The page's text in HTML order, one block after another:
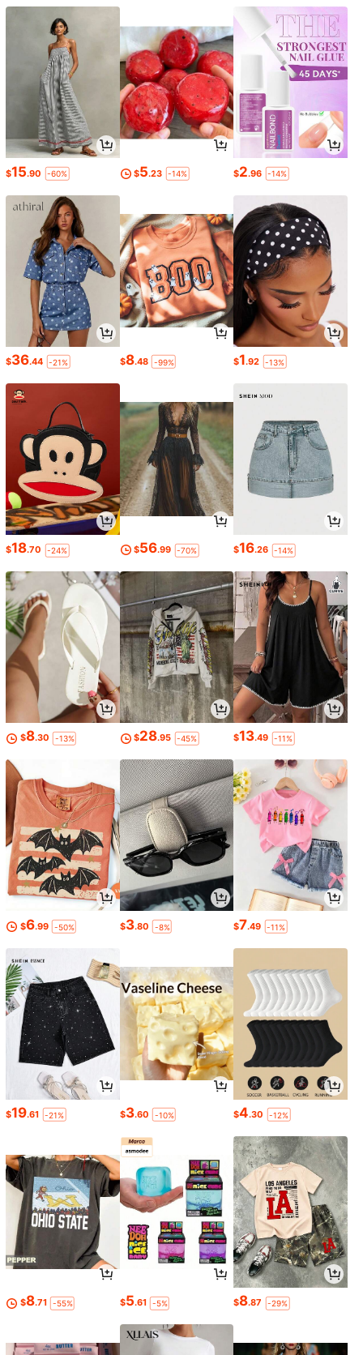
$15.90 -60% $5.23 -14% $2.96 -14%
$36.44 -21% $8.48 -99% $1.92 -13%
$18.70 -24% $56.99 -70% $16.26 -14%
$8.30 -13% $28.95 -45% $13.49 -11%
$6.99 -50% $3.80 -8% $7.49 -11%
$19.61 -21% $3.60 -10% $4.30 -12%
$8.71 -55% $5.61 -5% $8.87 -29%